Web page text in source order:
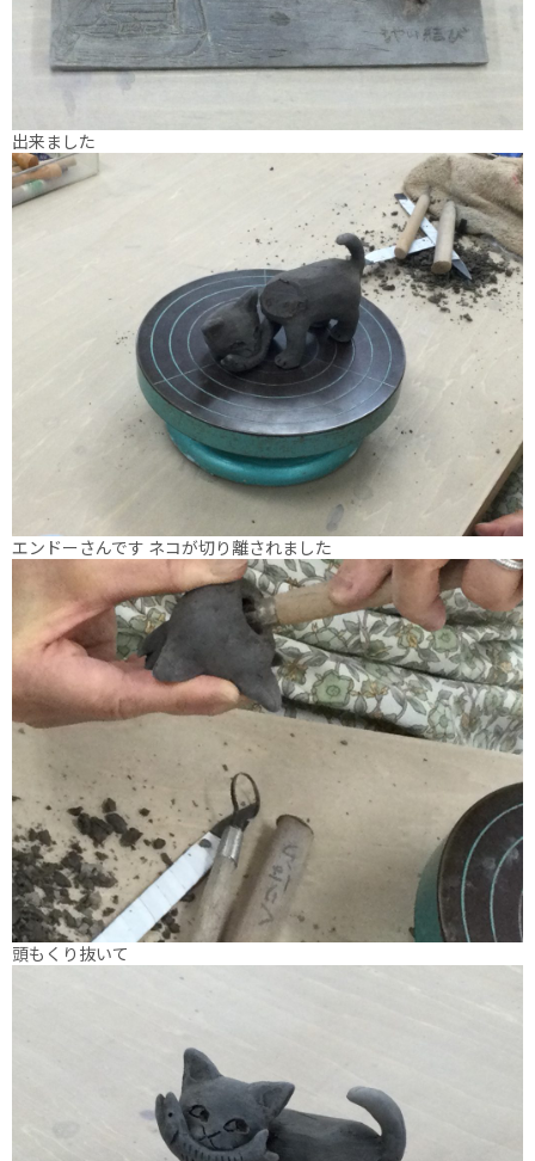
出来ました
エンドーさんです ネコが切り離されました
頭もくり抜いて